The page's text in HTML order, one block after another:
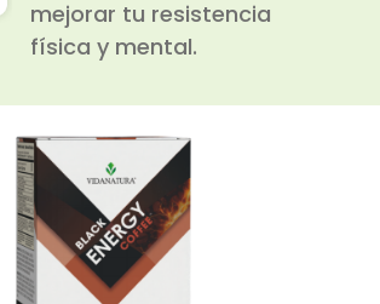
mejorar tu resistencia
física y mental.